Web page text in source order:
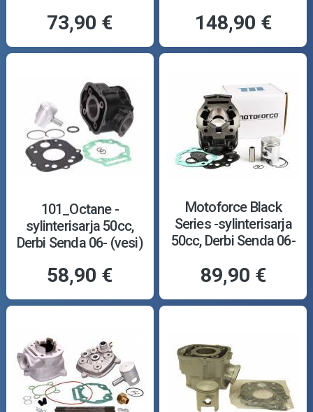
73,90 € 148,90 €
101_Octane -
sylinterisarja 50cc,
Derbi Senda 06- (vesi)
58,90 €
Motoforce Black
Series -sylinterisarja
50cc, Derbi Senda 06-
89,90 €